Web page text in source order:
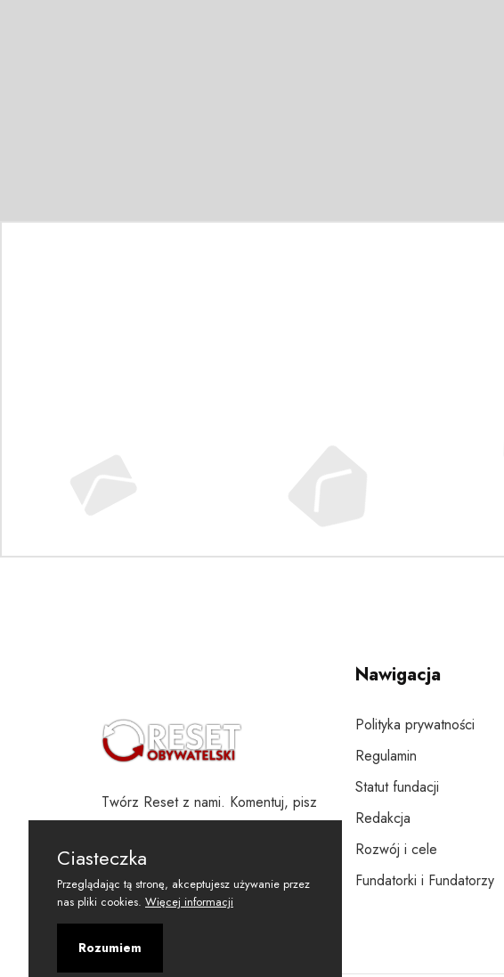
Twórz Reset z nami. Komentuj, pisz
i wspieraj
Nawigacja
Polityka prywatności
Regulamin
Statut fundacji
Redakcja
Rozwój i cele
Fundatorki i Fundatorzy
Ciasteczka
Przeglądając tą stronę, akceptujesz używanie przez
nas pliki cookies. Więcej informacji
Rozumiem